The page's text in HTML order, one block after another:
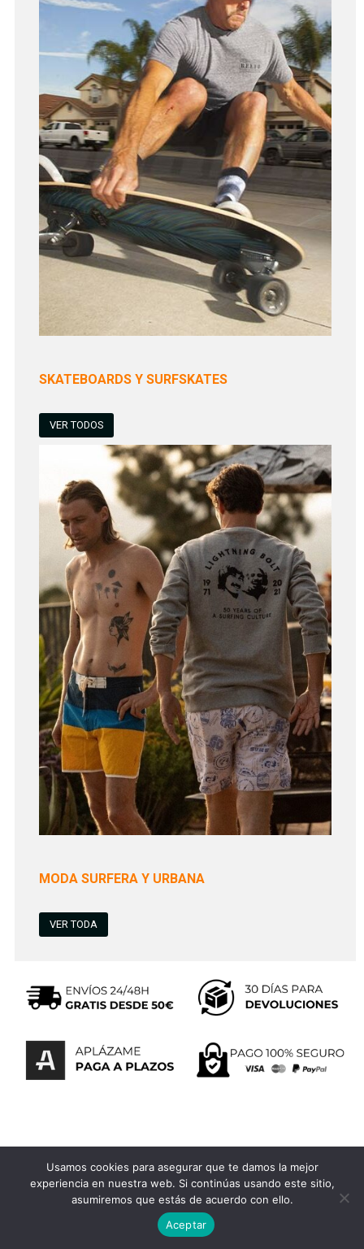
SKATEBOARDS Y SURFSKATES
VER TODOS
MODA SURFERA Y URBANA
VER TODA
Lo más reciente...
Usamos cookies para asegurar que te damos la mejor
experiencia en nuestra web. Si continúas usando este sitio,
asumiremos que estás de acuerdo con ello.
Aceptar